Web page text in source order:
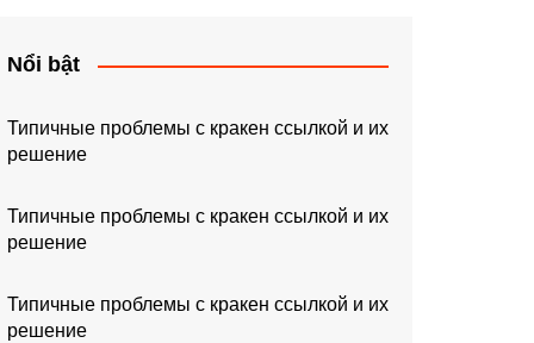
Nổi bật
Типичные проблемы с кракен ссылкой и их
решение
Типичные проблемы с кракен ссылкой и их
решение
Типичные проблемы с кракен ссылкой и их
решение